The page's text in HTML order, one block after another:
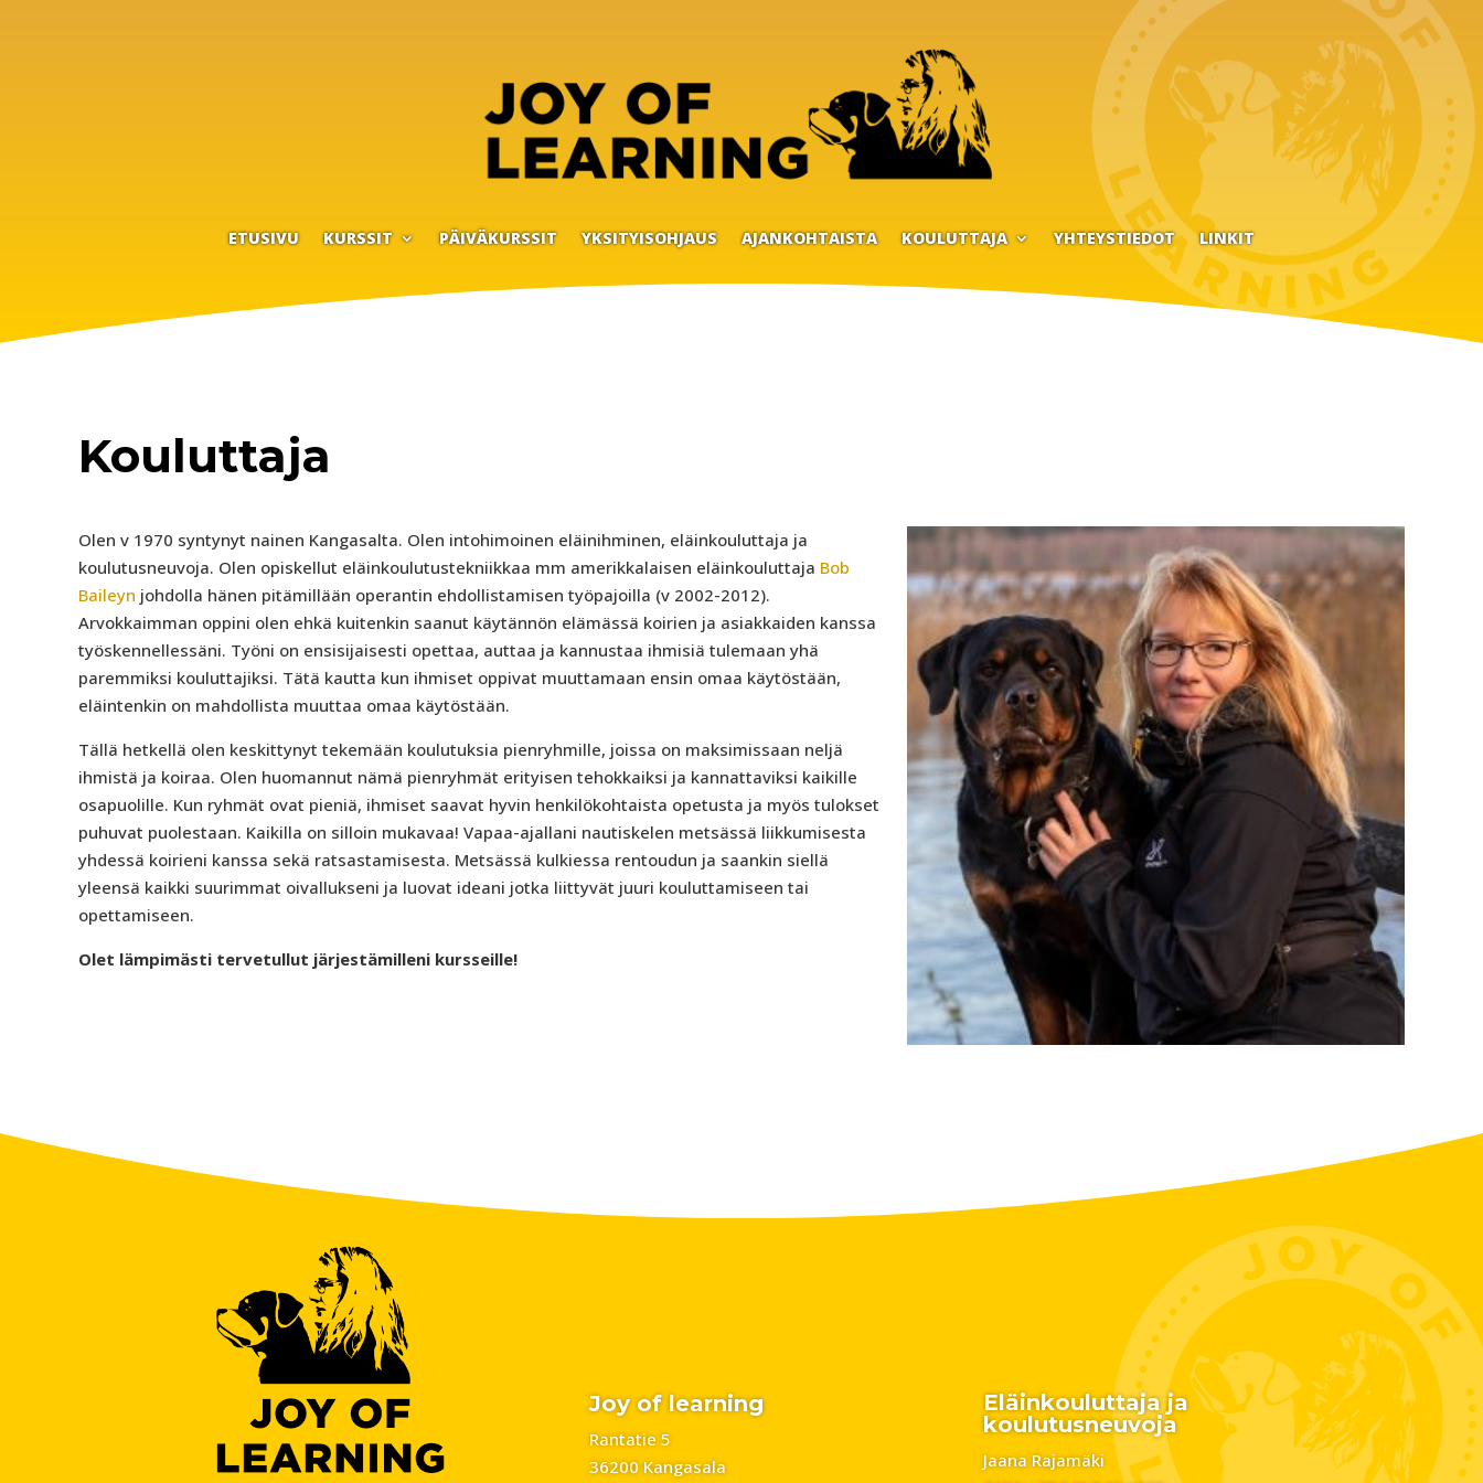
ETUSIVU KURSSIT PÄIVÄKURSSIT YKSITYISOHJAUS AJANKOHTAISTA KOULUTTAJA YHTEYSTIEDOT LINKIT
Kouluttaja
Olen v 1970 syntynyt nainen Kangasalta. Olen intohimoinen eläinihminen, eläinkouluttaja ja
koulutusneuvoja. Olen opiskellut eläinkoulutustekniikkaa mm amerikkalaisen eläinkouluttaja Bob
Baileyn johdolla hänen pitämillään operantin ehdollistamisen työpajoilla (v 2002-2012).
Arvokkaimman oppini olen ehkä kuitenkin saanut käytännön elämässä koirien ja asiakkaiden kanssa
työskennellessäni. Työni on ensisijaisesti opettaa, auttaa ja kannustaa ihmisiä tulemaan yhä
paremmiksi kouluttajiksi. Tätä kautta kun ihmiset oppivat muuttamaan ensin omaa käytöstään,
eläintenkin on mahdollista muuttaa omaa käytöstään.
Tällä hetkellä olen keskittynyt tekemään koulutuksia pienryhmille, joissa on maksimissaan neljä
ihmistä ja koiraa. Olen huomannut nämä pienryhmät erityisen tehokkaiksi ja kannattaviksi kaikille
osapuolille. Kun ryhmät ovat pieniä, ihmiset saavat hyvin henkilökohtaista opetusta ja myös tulokset
puhuvat puolestaan. Kaikilla on silloin mukavaa! Vapaa-ajallani nautiskelen metsässä liikkumisesta
yhdessä koirieni kanssa sekä ratsastamisesta. Metsässä kulkiessa rentoudun ja saankin siellä
yleensä kaikki suurimmat oivallukseni ja luovat ideani jotka liittyvät juuri kouluttamiseen tai
opettamiseen.
Olet lämpimästi tervetullut järjestämilleni kursseille!
Joy of learning
Rantatie 5
36200 Kangasala
Eläinkouluttaja ja
koulutusneuvoja
Jaana Rajamäki